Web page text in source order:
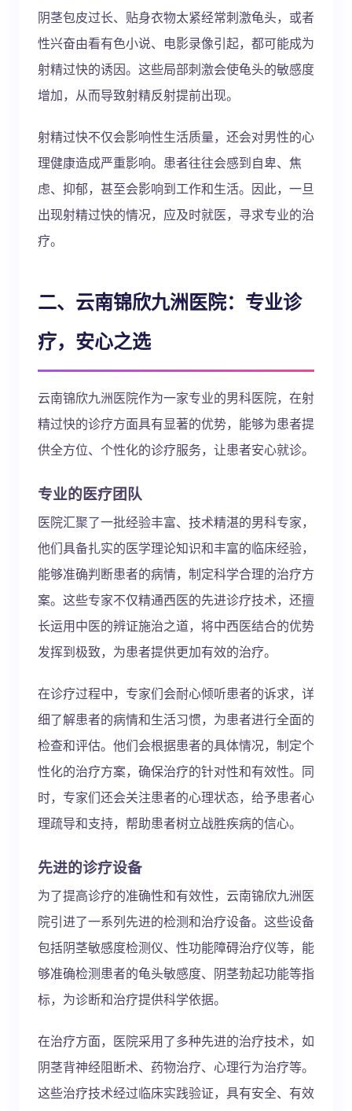
阴茎包皮过长、贴身衣物太紧经常刺激龟头，或者
性兴奋由看有色小说、电影录像引起，都可能成为
射精过快的诱因。这些局部刺激会使龟头的敏感度
增加，从而导致射精反射提前出现。
射精过快不仅会影响性生活质量，还会对男性的心
理健康造成严重影响。患者往往会感到自卑、焦
虑、抑郁，甚至会影响到工作和生活。因此，一旦
出现射精过快的情况，应及时就医，寻求专业的治
疗。
二、云南锦欣九洲医院：专业诊
疗，安心之选
云南锦欣九洲医院作为一家专业的男科医院，在射
精过快的诊疗方面具有显著的优势，能够为患者提
供全方位、个性化的诊疗服务，让患者安心就诊。
专业的医疗团队
医院汇聚了一批经验丰富、技术精湛的男科专家，
他们具备扎实的医学理论知识和丰富的临床经验，
能够准确判断患者的病情，制定科学合理的治疗方
案。这些专家不仅精通西医的先进诊疗技术，还擅
长运用中医的辨证施治之道，将中西医结合的优势
发挥到极致，为患者提供更加有效的治疗。
在诊疗过程中，专家们会耐心倾听患者的诉求，详
细了解患者的病情和生活习惯，为患者进行全面的
检查和评估。他们会根据患者的具体情况，制定个
性化的治疗方案，确保治疗的针对性和有效性。同
时，专家们还会关注患者的心理状态，给予患者心
理疏导和支持，帮助患者树立战胜疾病的信心。
先进的诊疗设备
为了提高诊疗的准确性和有效性，云南锦欣九洲医
院引进了一系列先进的检测和治疗设备。这些设备
包括阴茎敏感度检测仪、性功能障碍治疗仪等，能
够准确检测患者的龟头敏感度、阴茎勃起功能等指
标，为诊断和治疗提供科学依据。
在治疗方面，医院采用了多种先进的治疗技术，如
阴茎背神经阻断术、药物治疗、心理行为治疗等。
这些治疗技术经过临床实践验证，具有安全、有效